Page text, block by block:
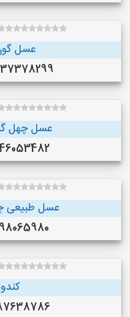
عسل
09137378299
عسل چهل
09146053482
عسل طبیعی
09198065980
09387638786